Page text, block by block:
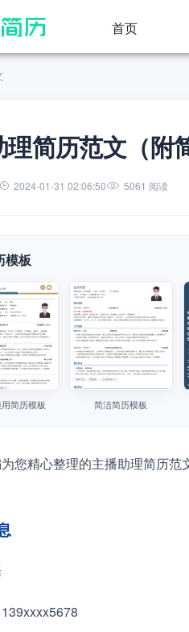
首页
简历范文（附
2024-01-31 02:06:50 5061 阅读
模板
简历模板 简洁简历模板
您精心整理的主播助理简历范
139xxxx5678